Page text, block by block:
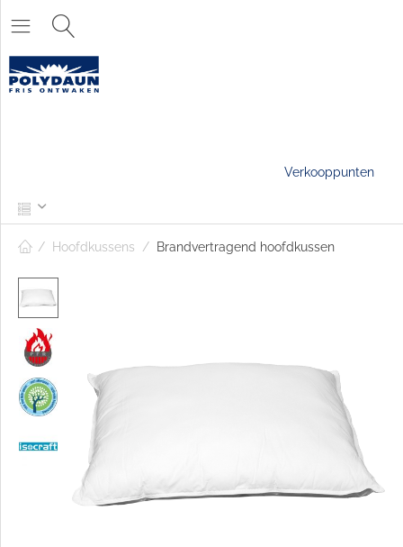
Verkooppunten
/ Hoofdkussens / Brandvertragend hoofdkussen